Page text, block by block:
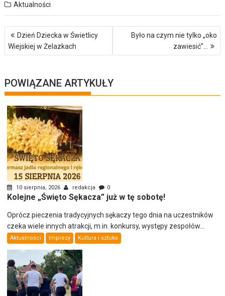
Aktualności
Nawigacja
wpisu
Dzień Dziecka w Świetlicy
Wiejskiej w Żelazkach
Było na czym nie tylko „oko
zawiesić”…
POWIĄZANE ARTYKUŁY
10 sierpnia, 2026 redakcja 0
Kolejne „Święto Sękacza” już w tę sobotę!
Oprócz pieczenia tradycyjnych sękaczy tego dnia na uczestników
czeka wiele innych atrakcji, m.in. konkursy, występy zespołów...
Aktualności Imprezy Kultura i sztuka